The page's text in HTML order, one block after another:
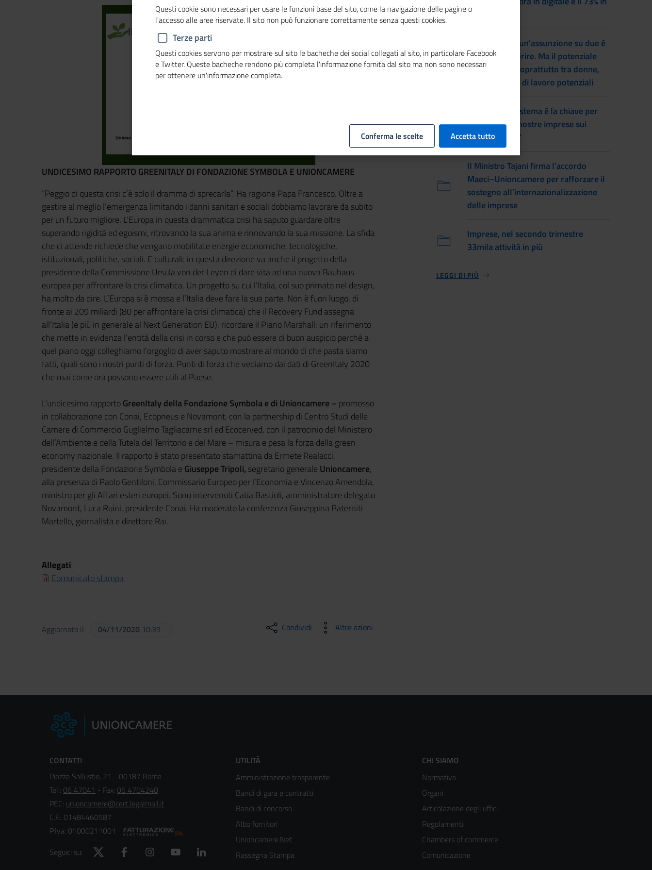
UNDICESIMO RAPPORTO GREENITALY DI FONDAZIONE SYMBOLA E UNIONCAMERE
“Peggio di questa crisi c’è solo il dramma di sprecarla”. Ha ragione Papa Francesco. Oltre a
gestire al meglio l’emergenza limitando i danni sanitari e sociali dobbiamo lavorare da subito
per un futuro migliore. L’Europa in questa drammatica crisi ha saputo guardare oltre
superando rigidità ed egoismi, ritrovando la sua anima e rinnovando la sua missione. La sfida
che ci attende richiede che vengano mobilitate energie economiche, tecnologiche,
istituzionali, politiche, sociali. E culturali: in questa direzione va anche il progetto della
presidente della Commissione Ursula von der Leyen di dare vita ad una nuova Bauhaus
europea per affrontare la crisi climatica. Un progetto su cui l’Italia, col suo primato nel design,
ha molto da dire. L’Europa si è mossa e l’Italia deve fare la sua parte. Non è fuori luogo, di
fronte ai 209 miliardi (80 per affrontare la crisi climatica) che il Recovery Fund assegna
all’Italia (e più in generale al Next Generation EU), ricordare il Piano Marshall: un riferimento
che mette in evidenza l’entità della crisi in corso e che può essere di buon auspicio perché a
quel piano oggi colleghiamo l’orgoglio di aver saputo mostrare al mondo di che pasta siamo
fatti, quali sono i nostri punti di forza. Punti di forza che vediamo dai dati di GreenItaly 2020
che mai come ora possono essere utili al Paese.
L’undicesimo rapportoGreenItaly della Fondazione Symbola e di Unioncamere – promosso
in collaborazione con Conai, Ecopneus e Novamont, con la partnership di Centro Studi delle
Camere di Commercio Guglielmo Tagliacarne srl ed Ecocerved, con il patrocinio del Ministero
dell’Ambiente e della Tutela del Territorio e del Mare – misura e pesa la forza della green
economy nazionale. Il rapporto è stato presentato stamattina da Ermete Realacci,
presidente della Fondazione Symbola e Giuseppe Tripoli, segretario generale Unioncamere,
alla presenza di Paolo Gentiloni, Commissario Europeo per l’Economia e Vincenzo Amendola,
ministro per gli Affari esteri europei. Sono intervenuti Catia Bastioli, amministratore delegato
Novamont, Luca Ruini, presidente Conai. Ha moderato la conferenza Giuseppina Paterniti
Martello, giornalista e direttore Rai.
Allegati
Comunicato stampa
Aggiornato il 04/11/2020 10:39 Condividi Altre azioni
green
Lavoro, quasi un'assunzione su due è
difficile da coprire. Ma il potenziale
inutilizzato è soprattutto tra donne,
inattivi e forze di lavoro potenziali
Prete: “Fare sistema è la chiave per
far vincere le nostre imprese sui
mercati esteri”
Il Ministro Tajani firma l’accordo
Maeci–Unioncamere per rafforzare il
sostegno all’internazionalizzazione
delle imprese
Imprese, nel secondo trimestre
33mila attività in più
LEGGI DI PIÙ
CONTATTI
Piazza Sallustio, 21 - 00187 Roma
Tel.: 06 47041 - Fax: 06 4704240
PEC: unioncamere@cert.legalmail.it
C.F.: 01484460587
P.Iva: 01000211001
Seguici su:
Twitter Facebook Instagram YouTube
Footer
menù
colonna
2
UTILITÀ
Amministrazione trasparente
Bandi di gara e contratti
Bandi di concorso
Albo fornitori
Unioncamere.Net
Rassegna Stampa
Footer
menù
colonna
3
CHI SIAMO
Normativa
Organi
Articolazione degli uffici
Regolamenti
Chambers of commerce
Comunicazione
Questi cookie sono necessari per usare le funzioni base del sito, come la navigazione delle pagine o
l'accesso alle aree riservate. Il sito non può funzionare correttamente senza questi cookies.
Terze parti
Questi cookies servono per mostrare sul sito le bacheche dei social collegati al sito, in particolare Facebook
e Twitter. Queste bacheche rendono più completa l'informazione fornita dal sito ma non sono necessari
per ottenere un'informazione completa.
Conferma le scelte Accetta tutto